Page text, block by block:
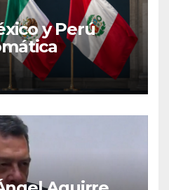
y Perú